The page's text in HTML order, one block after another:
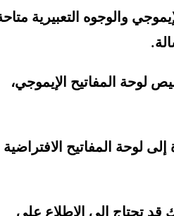
والوجوه التعبيرية
لوحة المفاتيح الإيموجي،
لوحة المفاتيح الافتراضية
قد تحتاج إلى الاطلاع على